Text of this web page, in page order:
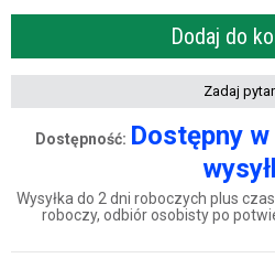
Dodaj do
Zadaj
Dostępność: Dostępny
Wysyłka do 2 dni roboczych plus
roboczy, odbiór osobisty po